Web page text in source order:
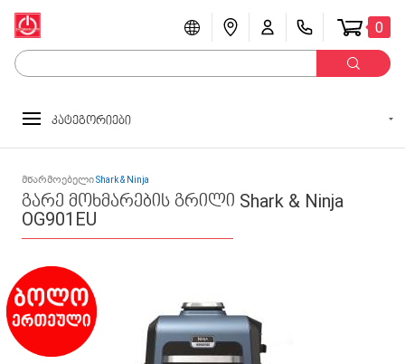
0
კატეგორიები
მწარმოებელიShark & Ninja
გარე მოხმარების გრილი Shark & Ninja
OG901EU